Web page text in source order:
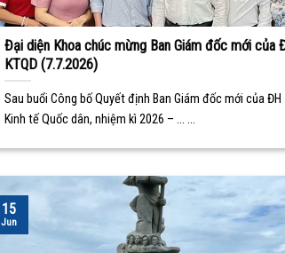
Đại diện Khoa chúc mừng Ban Giám đốc mới của
KTQD (7.7.2026)
Sau buổi Công bố Quyết định Ban Giám đốc mới của ĐH
Kinh tế Quốc dân, nhiệm kì 2026 – ... ...
15
Jun